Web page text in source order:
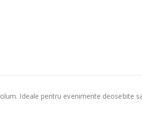
Ideale pentru evenimente deosebite